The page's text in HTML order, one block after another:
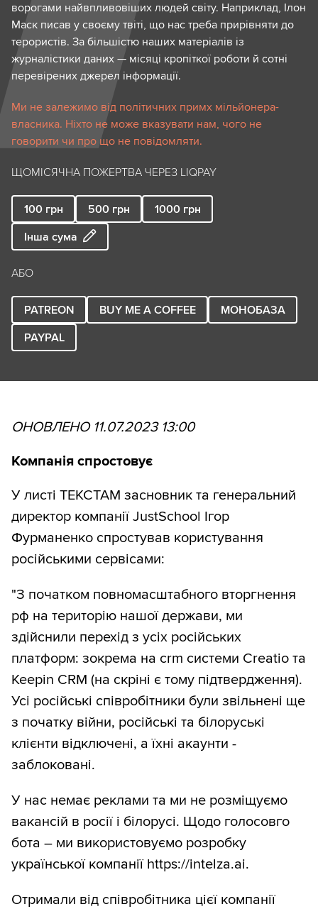
ворогами найвпливовіших людей світу. Наприклад, Ілон
Маск писав у своєму твіті, що нас треба прирівняти до
терористів. За більшістю наших матеріалів із
журналістики даних — місяці кропіткої роботи й сотні
перевірених джерел інформації.
Ми не залежимо від політичних примх мільйонера-
власника. Ніхто не може вказувати нам, чого не
говорити чи про що не повідомляти.
ЩОМІСЯЧНА ПОЖЕРТВА ЧЕРЕЗ LIQPAY
100 грн 500 грн 1000 грн
Інша сума
АБО
PATREON BUY ME A COFFEE
МОНОБАЗА
PAYPAL
ОНОВЛЕНО 11.07.2023 13:00
Компанія спростовує
У листі ТЕКСТАМ засновник та генеральний
директор компанії JustSchool Ігор
Фурманенко спростував користування
російськими сервісами:
"З початком повномасштабного вторгнення
рф на територію нашої держави, ми
здійснили перехід з усіх російських
платформ: зокрема на crm системи Creatio та
Keepin CRM (на скріні є тому підтвердження).
Усі російські співробітники були звільнені ще
з початку війни, російські та білоруські
клієнти відключені, а їхні акаунти -
заблоковані.
У нас немає реклами та ми не розміщуємо
вакансій в росії і білорусі. Щодо голосовго
бота – ми використовуємо розробку
української компанії https://intelza.ai.
Отримали від співробітника цієї компанії